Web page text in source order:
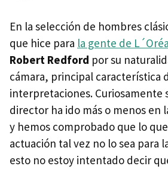
En la selección de hombres
que hice para la gente de
Robert Redford por su
cámara, principal característica
interpretaciones. Curiosamente
director ha ido más o menos en
y hemos comprobado que lo
actuación tal vez no lo sea para
esto no estoy intentado decir